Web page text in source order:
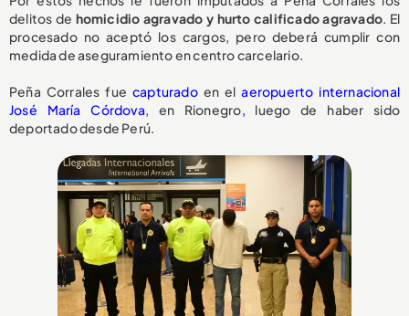
delitos de homicidio agravado y hurto calificado agravado. El
procesado no aceptó los cargos, pero deberá cumplir con
medida de aseguramiento en centro carcelario.
Peña Corrales fue capturadoen elaeropuerto internacional
José María Córdova, en Rionegro, luego de haber sido
deportado desde Perú.